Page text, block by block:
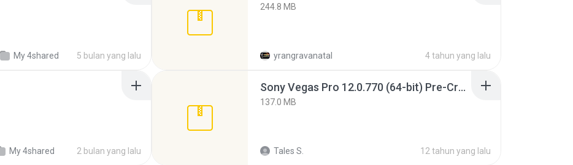
My 4shared 5 bulan yang lalu
244.8 MB
yrangravanatal 4 tahun yang lalu
My 4shared 2 bulan yang lalu
Sony Vegas Pro 12.0.770 (64-bit) Pre-Cracked.zip
137.0 MB
Tales S. 12 tahun yang lalu